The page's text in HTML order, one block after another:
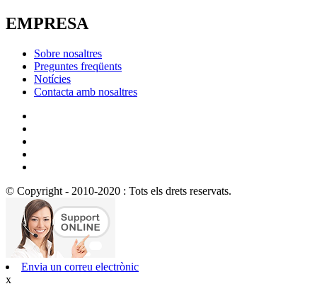
EMPRESA
Sobre nosaltres
Preguntes freqüents
Notícies
Contacta amb nosaltres
© Copyright - 2010-2020 : Tots els drets reservats.
Envia un correu electrònic
x